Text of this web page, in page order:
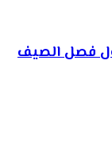
فصل الصيف